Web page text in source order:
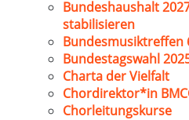
Bundeshaushalt
stabilisieren
Bundesmusiktreffen
Bundestagswahl
Charta der Vielfalt
Chordirektor*in
Chorleitungskurse